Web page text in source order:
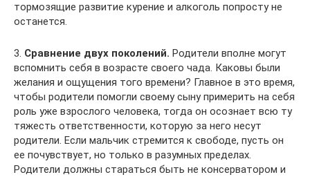
тормозящие развитие курение и алкоголь попросту не
останется.
3.​ Сравнение двух поколений. Родители вполне могут
вспомнить себя в возрасте своего чада. Каковы были
желания и ощущения того времени? Главное в это время,
чтобы родители помогли своему сыну примерить на себя
роль уже взрослого человека, тогда он осознает всю ту
тяжесть ответственности, которую за него несут
родители. Если мальчик стремится к свободе, пусть он
ее почувствует, но только в разумных пределах.
Родители должны стараться быть не консерватором и